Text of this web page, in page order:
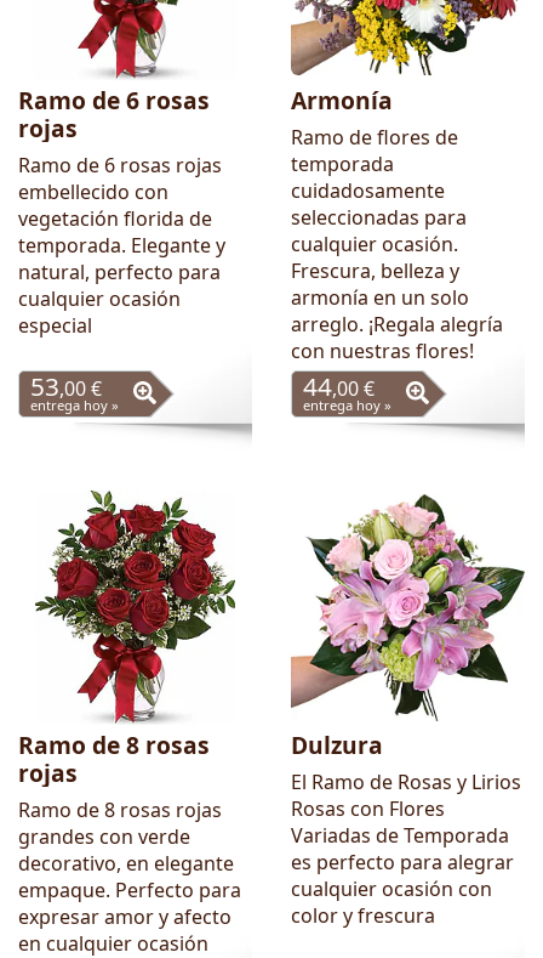
Ramo de 6 rosas
rojas
Ramo de 6 rosas rojas
embellecido con
vegetación florida de
temporada. Elegante y
natural, perfecto para
cualquier ocasión
especial
53,00 €
entrega hoy »
Armonía
Ramo de flores de
temporada
cuidadosamente
seleccionadas para
cualquier ocasión.
Frescura, belleza y
armonía en un solo
arreglo. ¡Regala alegría
con nuestras flores!
44,00 €
entrega hoy »
Ramo de 8 rosas
rojas
Ramo de 8 rosas rojas
grandes con verde
decorativo, en elegante
empaque. Perfecto para
expresar amor y afecto
en cualquier ocasión
Dulzura
El Ramo de Rosas y Lirios
Rosas con Flores
Variadas de Temporada
es perfecto para alegrar
cualquier ocasión con
color y frescura